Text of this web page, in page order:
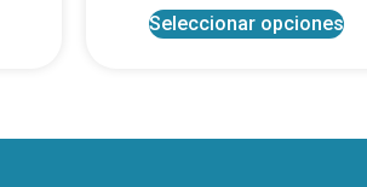
Seleccionar opciones